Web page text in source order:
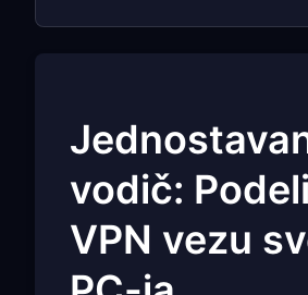
vodič:
VPN vezu